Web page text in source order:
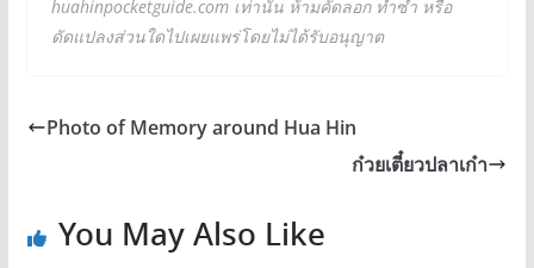
huahinpocketguide.com เท่านั้น ห้ามคัดลอก ทำซ้ำ หรือ
ดัดแปลงส่วนใดไปเผยแพร่โดยไม่ได้รับอนุญาต
Photo of Memory around Hua Hin
ก๋วยเตี๋ยวปลาเก๋า
You May Also Like